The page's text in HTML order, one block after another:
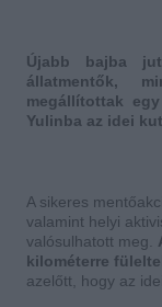
Újabb bajba
állatmentők,
megállítottak
Yulinba az idei
A sikeres
valamint helyi
valósulhatott meg.
kilométerre
azelőtt, hogy az